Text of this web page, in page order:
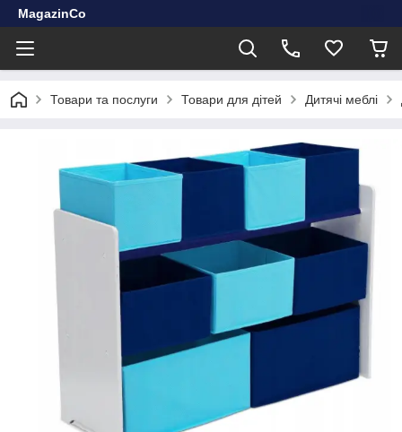
MagazinCo
Товари та послуги Товари для дітей Дитячі меблі